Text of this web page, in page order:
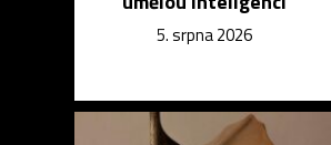
5. srpna 2026